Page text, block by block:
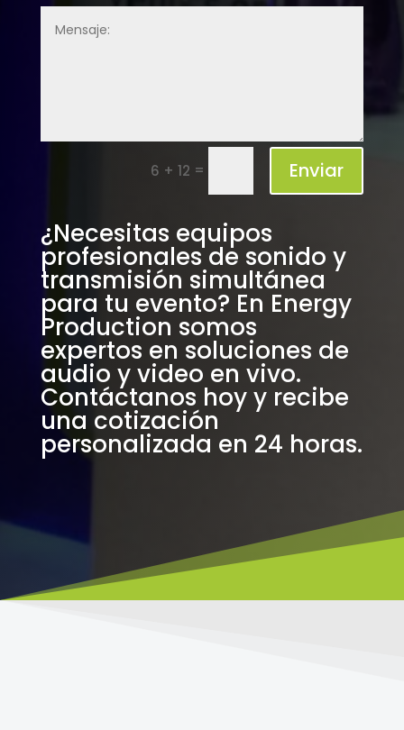
6 + 12 = Enviar
¿Necesitas equipos
profesionales de sonido y
transmisión simultánea
para tu evento? En Energy
Production somos
expertos en soluciones de
audio y video en vivo.
Contáctanos hoy y recibe
una cotización
personalizada en 24 horas.